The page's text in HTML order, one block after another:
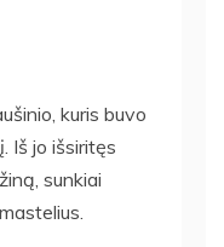
kuris buvo
Iš jo išsiritęs
sunkiai